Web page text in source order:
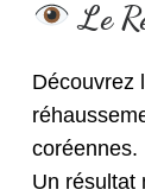
Le
Découvrez
coréennes.
Un résultat